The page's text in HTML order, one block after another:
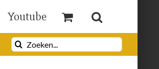
Youtube
Zoeken
naar: